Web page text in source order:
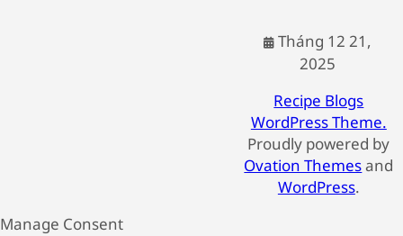
Tháng 12 21,
2025
Recipe Blogs
WordPress Theme.
Proudly powered by
Ovation Themesand
WordPress.
Manage Consent